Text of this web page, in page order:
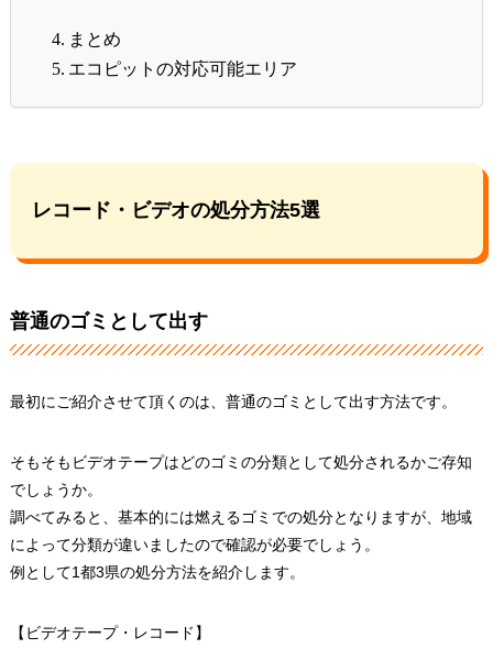
まとめ
エコピットの対応可能エリア
レコード・ビデオの処分方法5選
普通のゴミとして出す
最初にご紹介させて頂くのは、普通のゴミとして出す方法です。
そもそもビデオテープはどのゴミの分類として処分されるかご存知
でしょうか。
調べてみると、基本的には燃えるゴミでの処分となりますが、地域
によって分類が違いましたので確認が必要でしょう。
例として1都3県の処分方法を紹介します。
【ビデオテープ・レコード】